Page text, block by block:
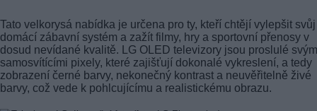
Tato velkorysá nabídka je určena pro ty, kteří chtějí vylepšit svůj
domácí zábavní systém a zažít filmy, hry a sportovní přenosy v
dosud nevídané kvalitě. LG OLED televizory jsou proslulé
samosvítícími pixely, které zajišťují dokonalé vykreslení, a tedy
zobrazení černé barvy, nekonečný kontrast a neuvěřitelně živé
barvy, což vede k pohlcujícímu a realistickému obrazu.